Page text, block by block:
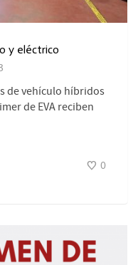
y eléctrico
de vehículo híbridos
de EVA reciben
0